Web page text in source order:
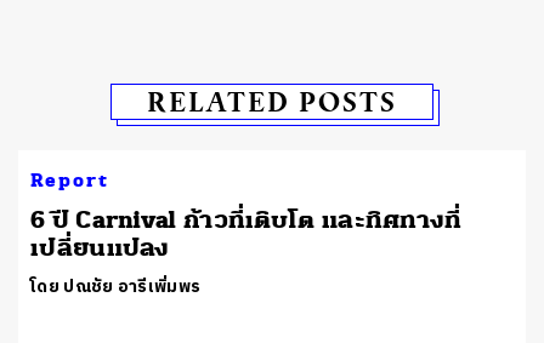
RELATED POSTS
Report
6 ปี Carnival ก้าวที่เติบโต และทิศทางที่
เปลี่ยนแปลง
โดย ปณชัย อารีเพิ่มพร